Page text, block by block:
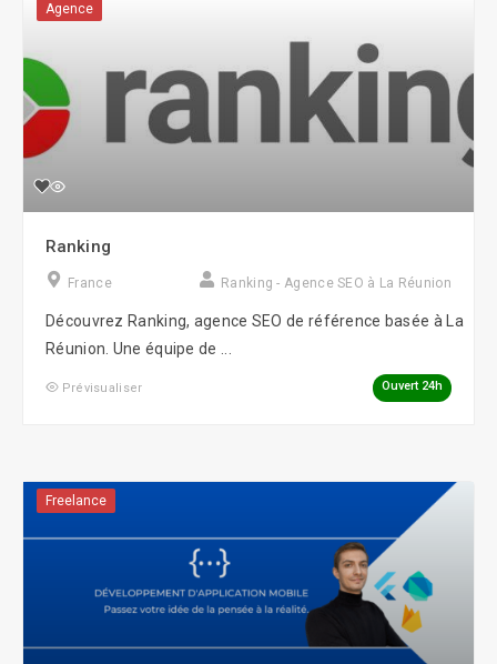
Agence
Ranking
France Ranking - Agence SEO à La Réunion
Découvrez Ranking, agence SEO de référence basée à La
Réunion. Une équipe de ...
Prévisualiser Ouvert 24h
Freelance